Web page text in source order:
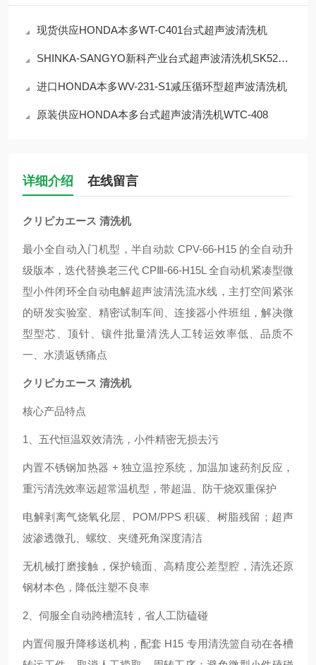
现货供应HONDA本多WT-C401台式超声波清洗机
SHINKA-SANGYO新科产业台式超声波清洗机SK5200HP
进口HONDA本多WV-231-S1减压循环型超声波清洗机
原装供应HONDA本多台式超声波清洗机WTC-408
详细介绍 在线留言
クリピカエース 清洗机
最小全自动入门机型，半自动款 CPV-66-H15 的全自动升
级版本，迭代替换老三代 CPⅢ-66-H15L 全自动机紧凑型微
型小件闭环全自动电解超声波清洗流水线，主打空间紧张
的研发实验室、精密试制车间、连接器小件班组，解决微
型型芯、顶针、镶件批量清洗人工转运效率低、品质不
一、水渍返锈痛点
クリピカエース 清洗机
核心产品特点
1、五代恒温双效清洗，小件精密无损去污
内置不锈钢加热器 + 独立温控系统，加温加速药剂反应，
重污清洗效率远超常温机型，带超温、防干烧双重保护
电解剥离气烧氧化层、POM/PPS 积碳、树脂残留；超声
波渗透微孔、螺纹、夹缝死角深度清洁
无机械打磨接触，保护镜面、高精度公差型腔，清洗还原
钢材本色，降低注塑不良率
2、伺服全自动跨槽流转，省人工防磕碰
内置伺服升降移送机构，配套 H15 专用清洗篮自动在各槽